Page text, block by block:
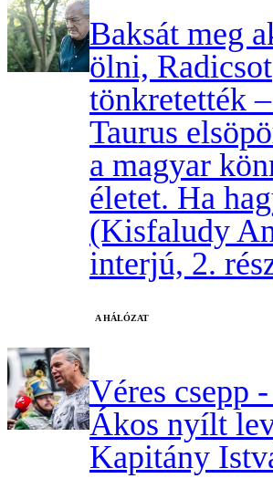
Baksát meg
ölni, Radicsot
tönkretették
Taurus
a magyar
életet. Ha
(Kisfaludy
interjú, 2.
A HÁLÓZAT
Véres csepp
Ákos nyílt
Kapitány